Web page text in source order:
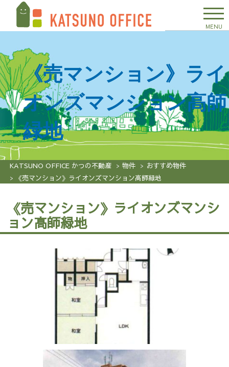
MENU
《売マンション》ライ
オンズマンション高師
緑地
KATSUNO OFFICE かつの不動産 物件
おすすめ物件
《売マンション》ライオンズマンション高師緑地
《売マンション》ライオンズマンシ
ョン高師緑地